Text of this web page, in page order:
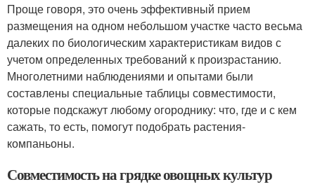
Проще говоря, это очень эффективный прием
размещения на одном небольшом участке часто весьма
далеких по биологическим характеристикам видов с
учетом определенных требований к произрастанию.
Многолетними наблюдениями и опытами были
составлены специальные таблицы совместимости,
которые подскажут любому огороднику: что, где и с кем
сажать, то есть, помогут подобрать растения-
компаньоны.
Совместимость на грядке овощных культур